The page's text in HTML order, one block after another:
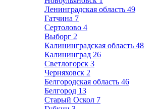
Ленинградская область 49
Гатчина 7
Сертолово 4
Выборг 2
Калининградская область 48
Калининград 26
Светлогорск 3
Черняховск 2
Белгородская область 46
Белгород 13
Старый Оскол 7